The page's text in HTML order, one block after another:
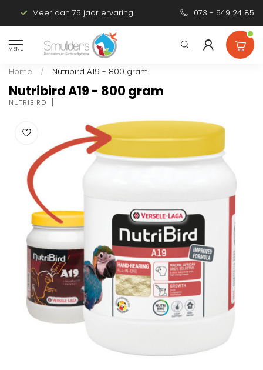
Meer dan 75 jaar ervaring Persoonlijk
073 - 549 24 85
MENU
Home / Nutribird A19 - 800 gram
Nutribird A19 - 800 gram
NUTRIBIRD